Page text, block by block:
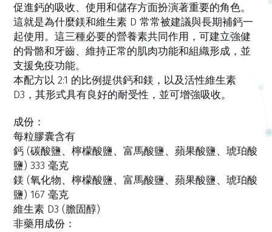
促進鈣的吸收、使用和儲存方面扮演著重要的角色。
這就是為什麼鎂和維生素 D 常常被建議與長期補鈣一
起使用。這三種必要的營養素共同作用，可建立強健
的骨骼和牙齒、維持正常的肌肉功能和組織形成，並
支援免疫功能。
本配方以 2:1 的比例提供鈣和鎂，以及活性維生素
D3，其形式具有良好的耐受性，並可增強吸收。
成份：
每粒膠囊含有
鈣 (碳酸鹽、檸檬酸鹽、富馬酸鹽、蘋果酸鹽、琥珀酸
鹽) 333 毫克
鎂 (氧化物、檸檬酸鹽、富馬酸鹽、蘋果酸鹽、琥珀酸
鹽) 167 毫克
維生素 D3 (膽固醇)
非藥用成份：